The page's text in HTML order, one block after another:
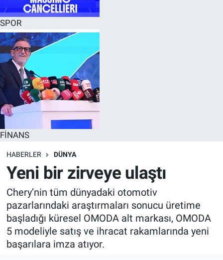
SPOR
FİNANS
HABERLER DÜNYA
Yeni bir zirveye ulaştı
Chery’nin tüm dünyadaki otomotiv
pazarlarındaki araştırmaları sonucu üretime
başladığı küresel OMODA alt markası, OMODA
5 modeliyle satış ve ihracat rakamlarında yeni
başarılara imza atıyor.